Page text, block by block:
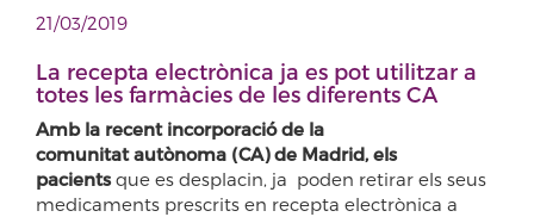
21/03/2019
La recepta electrònica ja es pot utilitzar a
totes les farmàcies de les diferents CA
Amb la recent incorporació de la
comunitat autònoma (CA) de Madrid, els
pacientsque es desplacin, ja poden retirar els seus
medicaments prescrits en recepta electrònica a